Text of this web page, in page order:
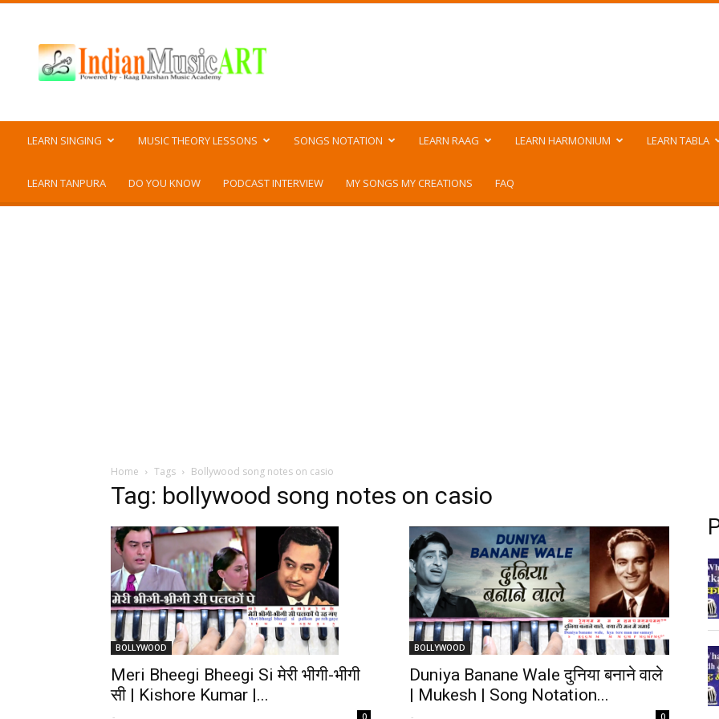
Music
ART
LEARN SINGING MUSIC THEORY LESSONS SONGS NOTATION LEARN RAAG LEARN HARMONIUM LEARN TABLA
LEARN TANPURA DO YOU KNOW PODCAST INTERVIEW MY SONGS MY CREATIONS FAQ
Home Tags Bollywood song notes on casio
Tag: bollywood song notes on casio
BOLLYWOOD
Meri Bheegi Bheegi Si मेरी भीगी-भीगी
सी | Kishore Kumar |...
- 0
BOLLYWOOD
Duniya Banane Wale दुनिया बनाने वाले
| Mukesh | Song Notation...
- 0